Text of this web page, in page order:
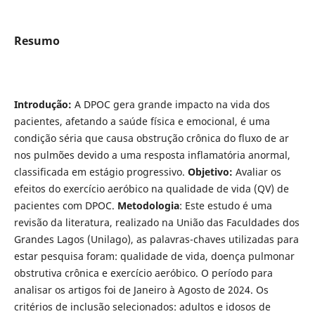
Resumo
Introdução: A DPOC gera grande impacto na vida dos
pacientes, afetando a saúde física e emocional, é uma
condição séria que causa obstrução crônica do fluxo de ar
nos pulmões devido a uma resposta inflamatória anormal,
classificada em estágio progressivo. Objetivo: Avaliar os
efeitos do exercício aeróbico na qualidade de vida (QV) de
pacientes com DPOC. Metodologia: Este estudo é uma
revisão da literatura, realizado na União das Faculdades dos
Grandes Lagos (Unilago), as palavras-chaves utilizadas para
estar pesquisa foram: qualidade de vida, doença pulmonar
obstrutiva crônica e exercício aeróbico. O período para
analisar os artigos foi de Janeiro à Agosto de 2024. Os
critérios de inclusão selecionados: adultos e idosos de